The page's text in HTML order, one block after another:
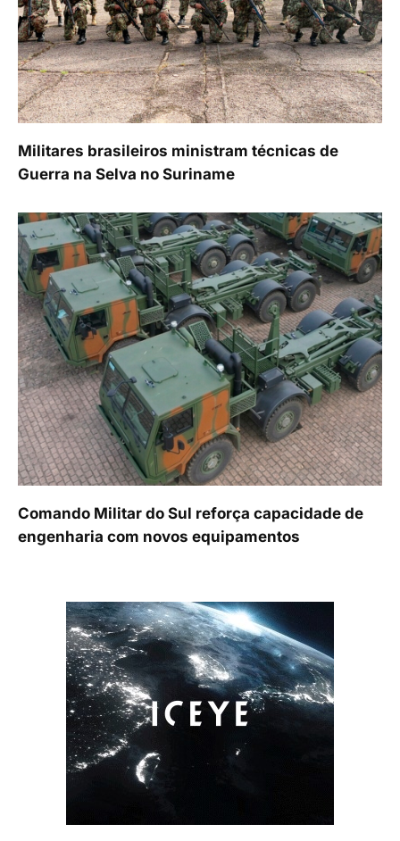
Militares brasileiros ministram técnicas de
Guerra na Selva no Suriname
Comando Militar do Sul reforça capacidade de
engenharia com novos equipamentos